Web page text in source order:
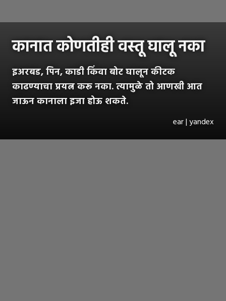
कानात कोणतीही वस्तू घालू नका
इअरबड, पिन, काडी किंवा बोट घालून कीटक
काढण्याचा प्रयत्न करू नका. त्यामुळे तो आणखी आत
जाऊन कानाला इजा होऊ शकते.
ear | yandex